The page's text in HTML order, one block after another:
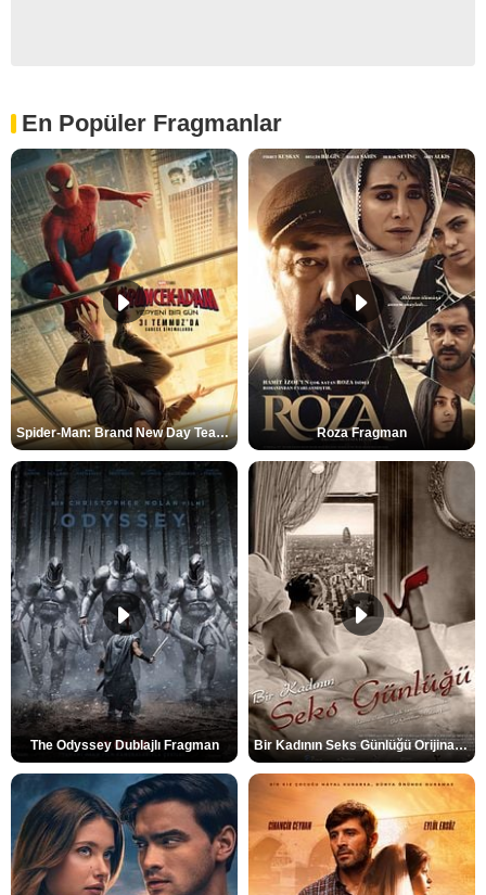
En Popüler Fragmanlar
Spider-Man: Brand New Day Teaser Roza Fragman
The Odyssey Dublajlı Fragman Bir Kadının Seks Günlüğü Orijinal Fragman